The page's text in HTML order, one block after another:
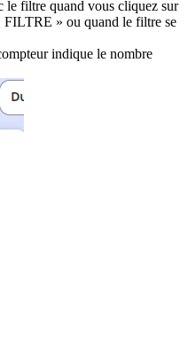
le filtre quand vous cliquez sur
» ou quand le filtre se
indique le nombre